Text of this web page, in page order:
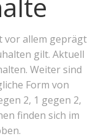
vor allem geprägt
gilt. Aktuell
Weiter sind
Form von
2, 1 gegen 2,
finden sich im